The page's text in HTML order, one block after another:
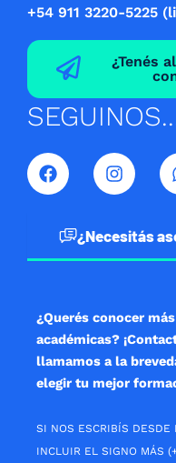
+54 911 3220-5225
¿Tenés
F
a
c
I
n
s
a
¿Necesitás
¿Querés conocer
académicas?
llamamos a la
elegir tu mejor
SI NOS ESCRIBÍS DESDE
INCLUIR EL SIGNO MÁS